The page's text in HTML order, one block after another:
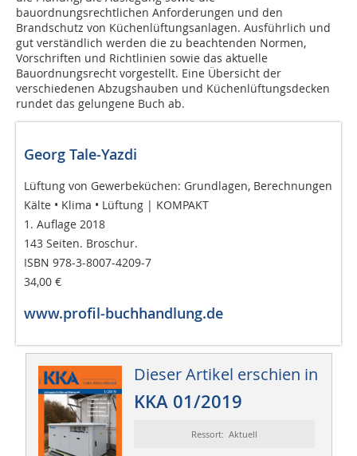
bauordnungsrechtlichen Anforderungen und den
Brandschutz von Küchenlüftungsanlagen. Ausführlich und
gut verständlich werden die zu beachtenden Normen,
Vorschriften und Richtlinien sowie das aktuelle
Bauordnungsrecht vorgestellt. Eine Übersicht der
verschiedenen Abzugshauben und Küchenlüftungsdecken
rundet das gelungene Buch ab.
Georg Tale-Yazdi
Lüftung von Gewerbeküchen: Grundlagen, Berechnungen
Kälte • Klima • Lüftung | KOMPAKT
1. Auflage 2018
143 Seiten. Broschur.
ISBN 978-3-8007-4209-7
34,00 €
www.profil-buchhandlung.de
Dieser Artikel erschien in
KKA 01/2019
Ressort: Aktuell